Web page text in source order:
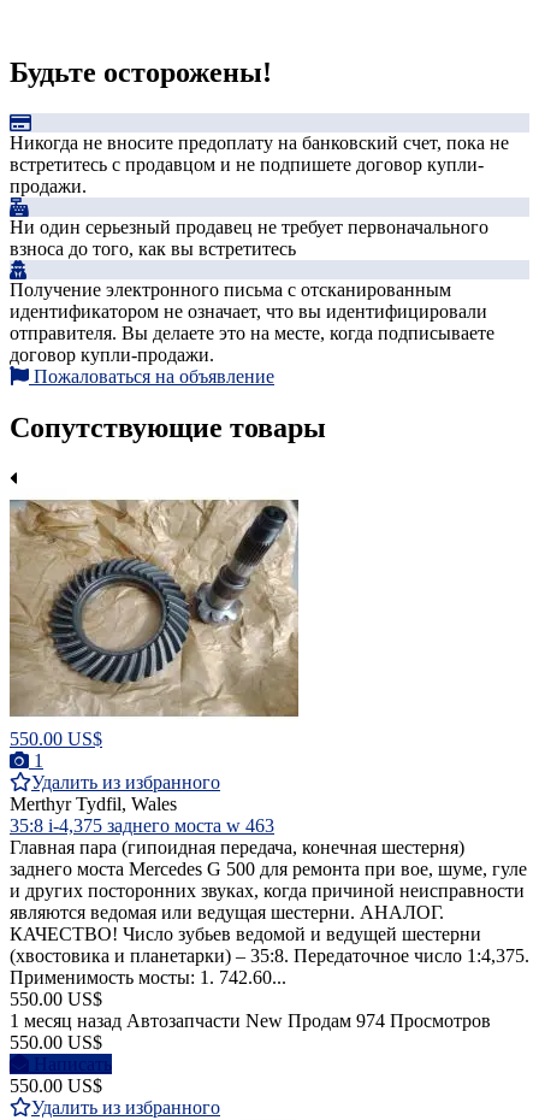
Будьте осторожены!
Никогда не вносите предоплату на банковский счет, пока не
встретитесь с продавцом и не подпишете договор купли-
продажи.
Ни один серьезный продавец не требует первоначального
взноса до того, как вы встретитесь
Получение электронного письма с отсканированным
идентификатором не означает, что вы идентифицировали
отправителя. Вы делаете это на месте, когда подписываете
договор купли-продажи.
Пожаловаться на объявление
Сопутствующие товары
550.00 US$
1
Удалить из избранного
Merthyr Tydfil, Wales
35:8 i-4,375 заднего моста w 463
Главная пара (гипоидная передача, конечная шестерня)
заднего моста Mercedes G 500 для ремонта при вое, шуме, гуле
и других посторонних звуках, когда причиной неисправности
являются ведомая или ведущая шестерни. АНАЛОГ.
КАЧЕСТВО! Число зубьев ведомой и ведущей шестерни
(хвостовика и планетарки) – 35:8. Передаточное число 1:4,375.
Применимость мосты: 1. 742.60...
550.00 US$
1 месяц назад Автозапчасти New Продам 974 Просмотров
550.00 US$
Написать
550.00 US$
Удалить из избранного